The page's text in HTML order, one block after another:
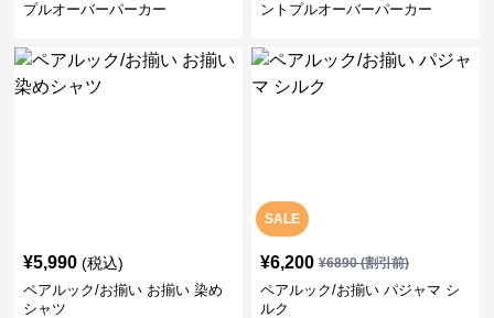
プルオーバーパーカー
ントプルオーバーパーカー
¥5,990 (税込)
ペアルック/お揃い お揃い 染め
シャツ
SALE
¥6,200 ¥6890(割引前)
ペアルック/お揃い パジャマ シ
ルク